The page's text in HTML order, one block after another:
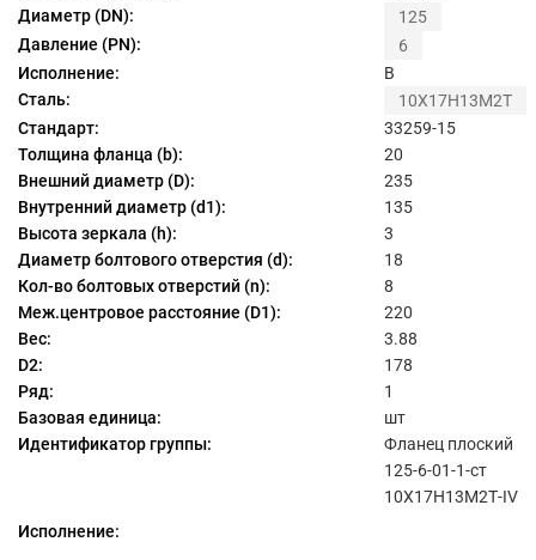
Диаметр (DN):
125
Давление (PN):
6
Исполнение:
B
Сталь:
10Х17Н13М2Т
Стандарт:
33259-15
Толщина фланца (b):
20
Внешний диаметр (D):
235
Внутренний диаметр (d1):
135
Высота зеркала (h):
3
Диаметр болтового отверстия (d):
18
Кол-во болтовых отверстий (n):
8
Меж.центровое расстояние (D1):
220
Вес:
3.88
D2:
178
Ряд:
1
Базовая единица:
шт
Идентификатор группы:
Фланец плоский
125-6-01-1-ст
10Х17Н13М2Т-IV
Исполнение: